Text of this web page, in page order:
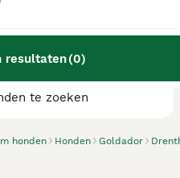
resultaten(0)
honden Honden Goldador
fokkers, Tynaarlo
te zoeken